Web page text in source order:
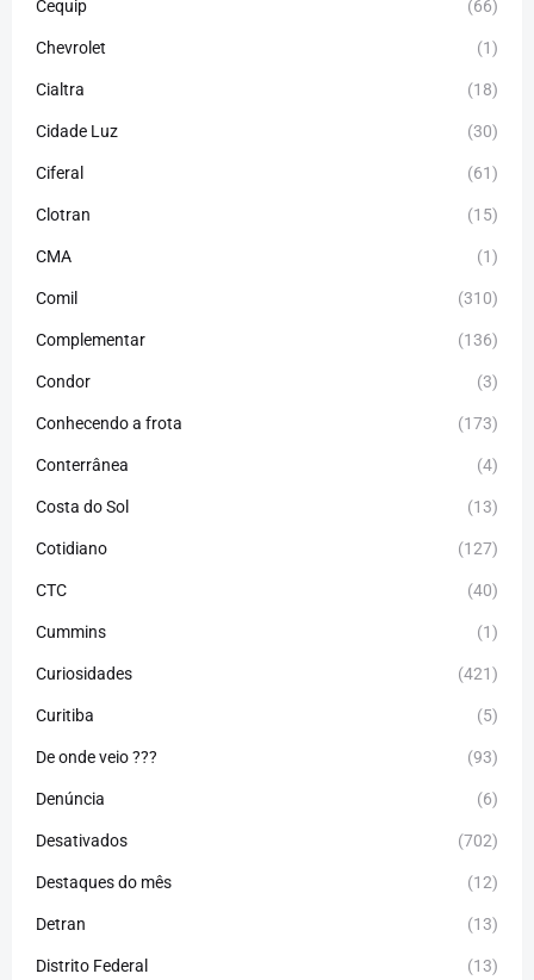
Cequip (66)
Chevrolet (1)
Cialtra (18)
Cidade Luz (30)
Ciferal (61)
Clotran (15)
CMA (1)
Comil (310)
Complementar (136)
Condor (3)
Conhecendo a frota (173)
Conterrânea (4)
Costa do Sol (13)
Cotidiano (127)
CTC (40)
Cummins (1)
Curiosidades (421)
Curitiba (5)
De onde veio ??? (93)
Denúncia (6)
Desativados (702)
Destaques do mês (12)
Detran (13)
Distrito Federal (13)